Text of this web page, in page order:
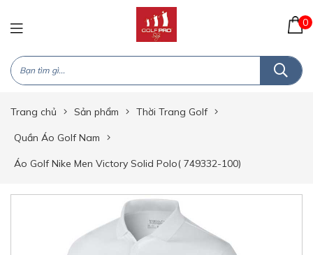
0
Trang chủ Sản phẩm Thời Trang Golf
Quần Áo Golf Nam
Áo Golf Nike Men Victory Solid Polo( 749332-100)